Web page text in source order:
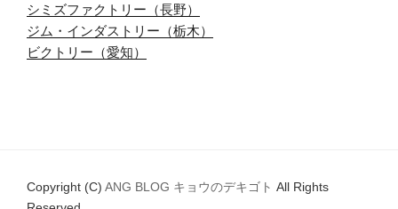
シミズファクトリー（長野）
ジム・インダストリー（栃木）
ビクトリー（愛知）
Copyright (C) ANG BLOG キョウのデキゴト All Rights